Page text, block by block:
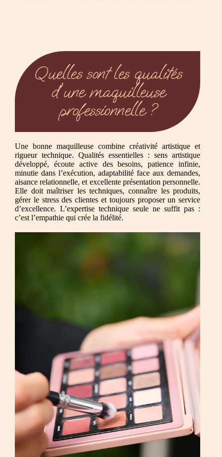
Quelles sont les qualités
d'une maquilleuse
professionnelle ?
Une bonne maquilleuse combine créativité artistique et
rigueur technique. Qualités essentielles : sens artistique
développé, écoute active des besoins, patience infinie,
minutie dans l’exécution, adaptabilité face aux demandes,
aisance relationnelle, et excellente présentation personnelle.
Elle doit maîtriser les techniques, connaître les produits,
gérer le stress des clientes et toujours proposer un service
d’excellence. L’expertise technique seule ne suffit pas :
c’est l’empathie qui crée la fidélité.